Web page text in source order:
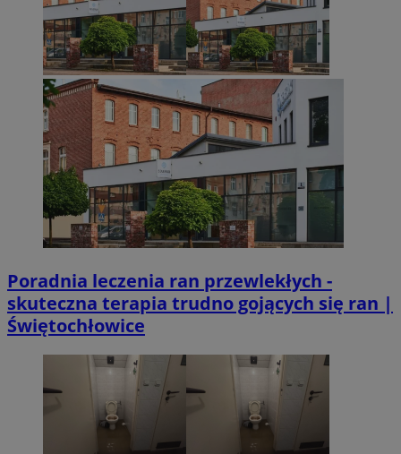
Poradnia leczenia ran przewlekłych -
skuteczna terapia trudno gojących się ran |
Świętochłowice